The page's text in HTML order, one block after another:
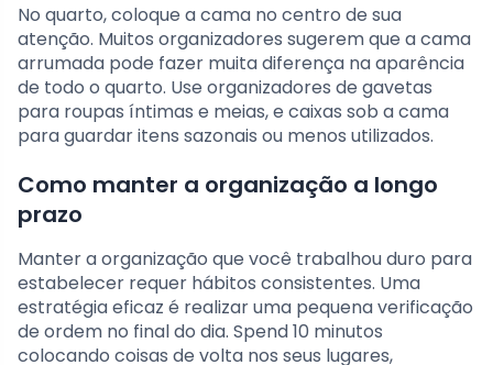
No quarto, coloque a cama no centro de sua
atenção. Muitos organizadores sugerem que a cama
arrumada pode fazer muita diferença na aparência
de todo o quarto. Use organizadores de gavetas
para roupas íntimas e meias, e caixas sob a cama
para guardar itens sazonais ou menos utilizados.
Como manter a organização a longo
prazo
Manter a organização que você trabalhou duro para
estabelecer requer hábitos consistentes. Uma
estratégia eficaz é realizar uma pequena verificação
de ordem no final do dia. Spend 10 minutos
colocando coisas de volta nos seus lugares,